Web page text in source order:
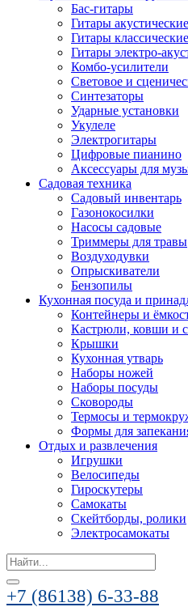
Бас-гитары
Гитары акустические
Гитары классические
Гитары электро-
Комбо-усилители
Световое и
Синтезаторы
Ударные установки
Укулеле
Электрогитары
Цифровые пианино
Аксессуары для
Садовая техника
Садовый инвентарь
Газонокосилки
Насосы садовые
Триммеры для травы
Воздуходувки
Опрыскиватели
Бензопилы
Кухонная посуда и
Контейнеры и
Кастрюли, ковши и
Крышки
Кухонная утварь
Наборы ножей
Наборы посуды
Сковороды
Термосы и
Формы для
Отдых и развлечения
Игрушки
Велосипеды
Гироскутеры
Самокаты
Скейтборды, ролики
Электросамокаты
Search
for:
+7 (86138) 6-33-88